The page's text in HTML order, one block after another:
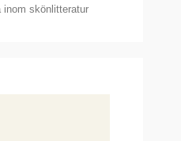
skönlitteratur